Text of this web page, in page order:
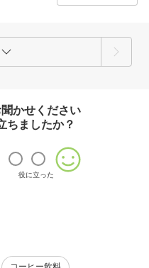
かせください
ちましたか？
役に立った